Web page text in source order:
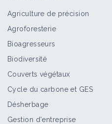
Agriculture de précision
Agroforesterie
Bioagresseurs
Biodiversité
Couverts végétaux
Cycle du carbone et GES
Désherbage
Gestion d'entreprise